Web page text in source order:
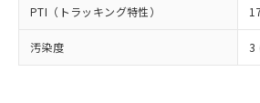
PTI（トラッキング特性）
汚染度 3
メンバーズにご登録され
お客様が当ウェブサイト
※3 非含有証明書ダウンロ
及ぼさない年数を意味します。
「－」：未確認です。当社販
り引きをいたしません。